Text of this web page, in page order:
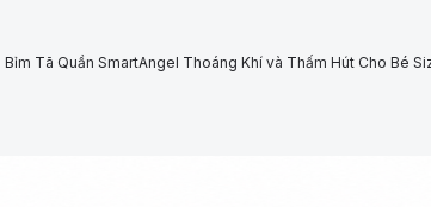
Bỉm Tã Quần SmartAngel Thoáng Khí và Thấm Hút Cho Bé